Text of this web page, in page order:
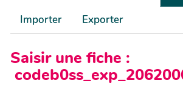
Importer
Exporter
Saisir une fiche :